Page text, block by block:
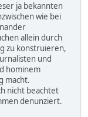
ja bekannten
wie bei
allein durch
zu konstruieren,
und
hominem
macht.
nicht beachtet
denunziert.